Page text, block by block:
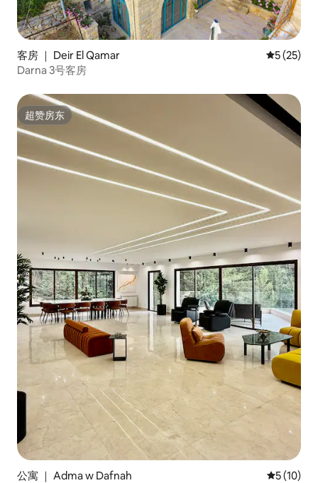
客房 ｜ Deir El Qamar 平均评分
5 (25)
Darna 3号客房
超赞房东
超赞房东
公寓 ｜ Adma w Dafnah 平均评分
5 (10)